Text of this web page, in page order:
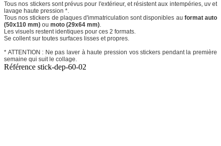
Tous nos stickers sont prévus pour l'extérieur, et résistent aux intempéries, uv et
lavage haute pression *.
Tous nos stickers de plaques d'immatriculation sont disponibles au format auto
(50x110 mm) ou moto (29x64 mm).
Les visuels restent identiques pour ces 2 formats.
Se collent sur toutes surfaces lisses et propres.
* ATTENTION : Ne pas laver à haute pression vos stickers pendant la première
semaine qui suit le collage.
Référence stick-dep-60-02